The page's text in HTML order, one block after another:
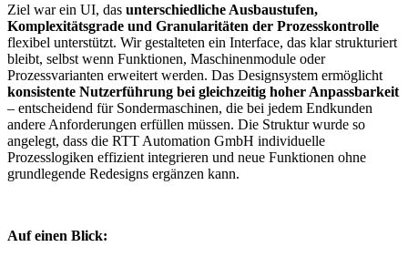
Ziel war ein UI, das unterschiedliche Ausbaustufen,
Komplexitätsgrade und Granularitäten der Prozesskontrolle
flexibel unterstützt. Wir gestalteten ein Interface, das klar strukturiert
bleibt, selbst wenn Funktionen, Maschinenmodule oder
Prozessvarianten erweitert werden. Das Designsystem ermöglicht
konsistente Nutzerführung bei gleichzeitig hoher Anpassbarkeit
– entscheidend für Sondermaschinen, die bei jedem Endkunden
andere Anforderungen erfüllen müssen. Die Struktur wurde so
angelegt, dass die RTT Automation GmbH individuelle
Prozesslogiken effizient integrieren und neue Funktionen ohne
grundlegende Redesigns ergänzen kann.
Auf einen Blick: